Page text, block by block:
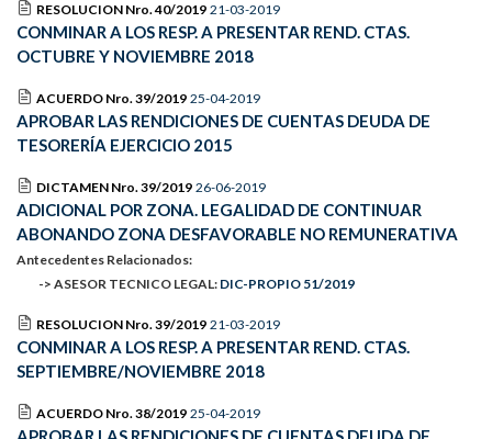
RESOLUCION Nro. 40/2019 21-03-2019
CONMINAR A LOS RESP. A PRESENTAR REND. CTAS.
OCTUBRE Y NOVIEMBRE 2018
ACUERDO Nro. 39/2019 25-04-2019
APROBAR LAS RENDICIONES DE CUENTAS DEUDA DE
TESORERÍA EJERCICIO 2015
DICTAMEN Nro. 39/2019 26-06-2019
ADICIONAL POR ZONA. LEGALIDAD DE CONTINUAR
ABONANDO ZONA DESFAVORABLE NO REMUNERATIVA
Antecedentes Relacionados:
-> ASESOR TECNICO LEGAL: DIC-PROPIO 51/2019
RESOLUCION Nro. 39/2019 21-03-2019
CONMINAR A LOS RESP. A PRESENTAR REND. CTAS.
SEPTIEMBRE/NOVIEMBRE 2018
ACUERDO Nro. 38/2019 25-04-2019